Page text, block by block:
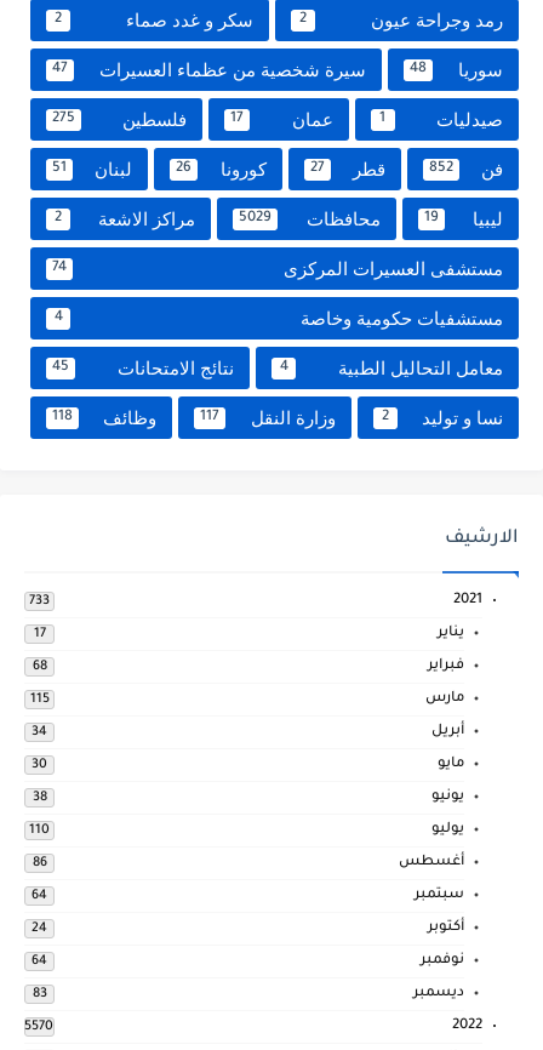
رمد وجراحة عيون 2 سكر و غدد صماء 2
سوريا 48 سيرة شخصية من عظماء العسيرات 47
صيدليات 1 عمان 17 فلسطين 275
فن 852 قطر 27 كورونا 26 لبنان 51
ليبيا 19 محافظات 5029 مراكز الاشعة 2
مستشفى العسيرات المركزى 74
مستشفيات حكومية وخاصة 4
معامل التحاليل الطبية 4 نتائج الامتحانات 45
نسا و توليد 2 وزارة النقل 117 وظائف 118
الارشيف
2021
733
يناير 17
فبراير 68
مارس 115
أبريل 34
مايو 30
يونيو 38
يوليو 110
أغسطس 86
سبتمبر 64
أكتوبر 24
نوفمبر 64
ديسمبر 83
2022
5570